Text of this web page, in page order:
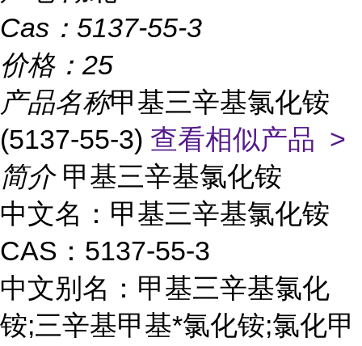
Cas： 5137-55-3
价格： 25
产品名称甲基三辛基氯化铵
(5137-55-3) 查看相似产品 >
简介 甲基三辛基氯化铵
中文名：甲基三辛基氯化铵
CAS：5137-55-3
中文别名：甲基三辛基氯化
铵;三辛基甲基*氯化铵;氯化甲